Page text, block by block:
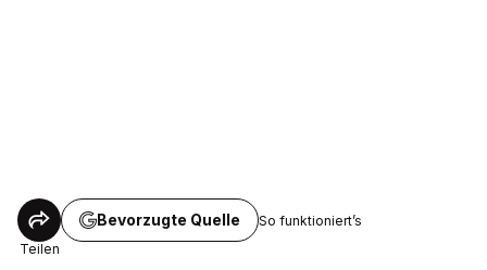
Teilen
Bevorzugte Quelle So funktioniert’s